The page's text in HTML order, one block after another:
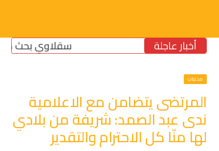
أخبار عاجلة سقلاوي بحث مع
محليات
المرتضى يتضامن مع الاعلامية
ندى عبد الصمد: شريفة من بلادي
لها منّا كل الاحترام والتقدير